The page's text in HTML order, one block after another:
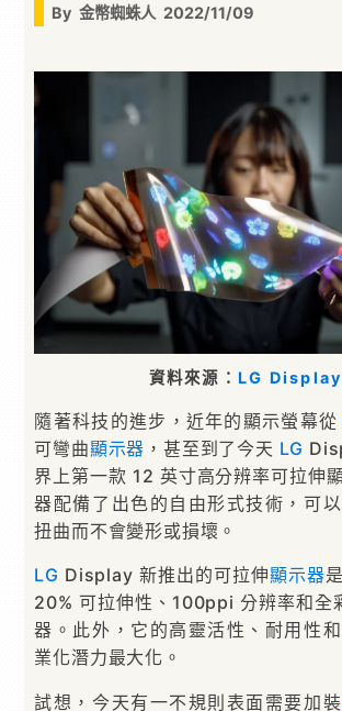
By 金幣蜘蛛人 2022/11/09
資料來源： LG Display
隨著科技的進步，近年的顯示螢幕從
可彎曲顯示器 ，甚至到了今天 LG
界上第一款 12 英寸高分辨率可拉伸
器配備了出色的自由形式技術，可
扭曲而不會變形或損壞。
LG Display 新推出的可拉伸顯示器
20% 可拉伸性、100ppi 分辨率和全
器。此外，它的高靈活性、耐用性
業化潛力最大化。
試想，今天有一不規則表面需要加裝